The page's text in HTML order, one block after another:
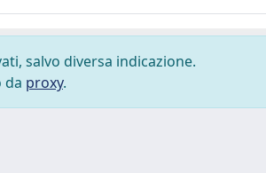
salvo diversa indicazione.
da proxy.